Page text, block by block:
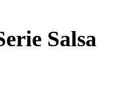
Salsa